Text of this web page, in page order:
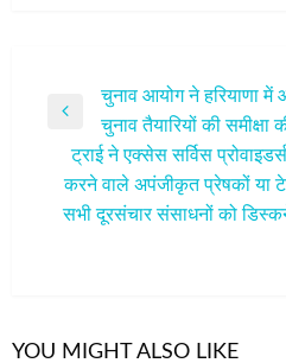
नेविगेशन
Previous
Post
चुनाव आयोग ने हरियाणा में
चुनाव तैयारियों की समीक्षा
Next
ट्राई ने एक्सेस सर्विस
करने वाले अपंजीकृत प्रेषकों या
सभी दूरसंचार संसाधनों को
YOU MIGHT ALSO LIKE